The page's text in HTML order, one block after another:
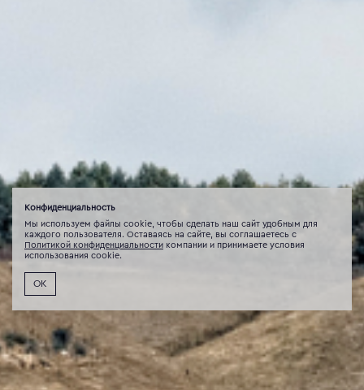
Конфиденциальность
Мы используем файлы cookie, чтобы сделать наш сайт удобным для
каждого пользователя. Оставаясь на сайте, вы соглашаетесь с
Политикой конфиденциальности компании и принимаете условия
использования cookie.
ОК